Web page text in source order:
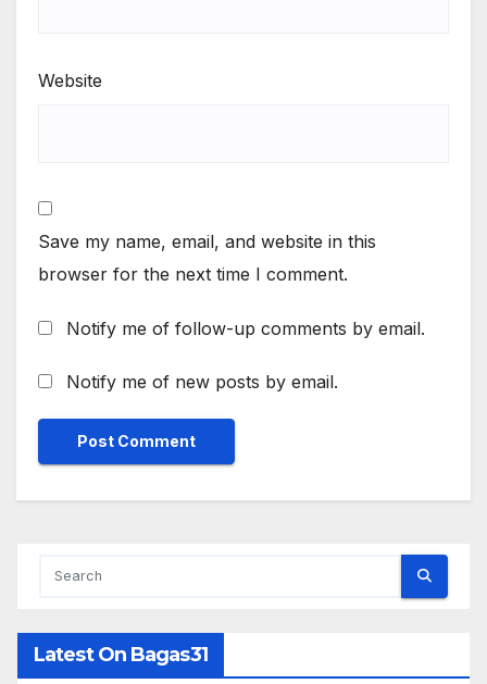
Website
Save my name, email, and website in this
browser for the next time I comment.
Notify me of follow-up comments by email.
Notify me of new posts by email.
Latest On Bagas31